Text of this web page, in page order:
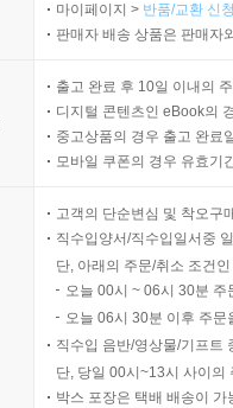
마이페이지 > 반품/교환 신
판매자 배송 상품은 판매자
출고 완료 후 10일 이내의
디지털 콘텐츠인 eBook의
중고상품의 경우 출고 완료
모바일 쿠폰의 경우 유효기
고객의 단순변심 및 착오구
직수입양서/직수입일서중
단, 아래의 주문/취소 조건
오늘 00시 ~ 06시 30분
오늘 06시 30분 이후 주
직수입 음반/영상물/기프트
단, 당일 00시~13시 사이의
박스 포장은 택배 배송이